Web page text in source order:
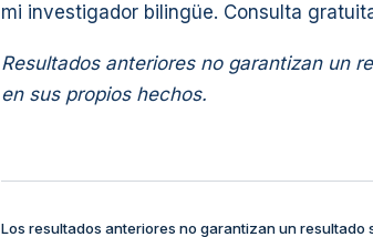
mi investigador bilingüe. Consulta
Resultados anteriores no garantizan un
en sus propios hechos.
Los resultados anteriores no garantizan un resultado